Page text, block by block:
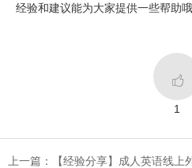
经验和建议能为大家提供一些帮助哦

1
上一篇：【经验分享】成人英语线